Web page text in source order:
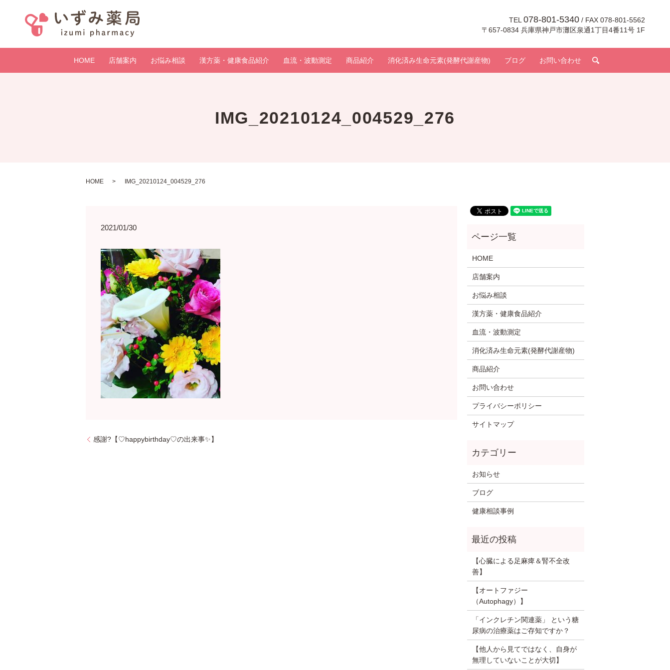
TEL 078-801-5340 / FAX 078-801-5562
〒657-0834 兵庫県神戸市灘区泉通1丁目4番11号 1F
HOME 店舗案内 お悩み相談 漢方薬・健康食品紹介 血流・波動測定 商品紹介 消化済み生命元素(発酵代謝産物) ブログ お問い合わせ
IMG_20210124_004529_276
HOME IMG_20210124_004529_276
2021/01/30
感謝?【♡happybirthday♡の出来事✨】
HOME
店舗案内
お悩み相談
漢方薬・健康食品紹介
血流・波動測定
消化済み生命元素(発酵代謝産物)
商品紹介
お問い合わせ
プライバシーポリシー
サイトマップ
お知らせ
ブログ
健康相談事例
【心臓による足麻痺＆腎不全改
善】
【オートファジー
（Autophagy）】
「インクレチン関連薬」 という糖
尿病の治療薬はご存知ですか？
【他人から見てではなく、自身が
無理していないことが大切】